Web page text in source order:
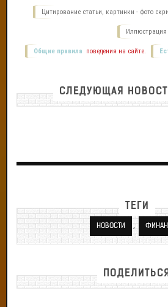
Цитирование статьи, картинки - фото
Иллюстрация
Общие правила поведения на сайте.
СЛЕДУЮЩАЯ
ТЕГИ
НОВОСТИ ,
ПОДЕЛИТЬСЯ